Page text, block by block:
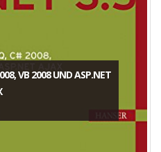
VB 2008 UND ASP.NET